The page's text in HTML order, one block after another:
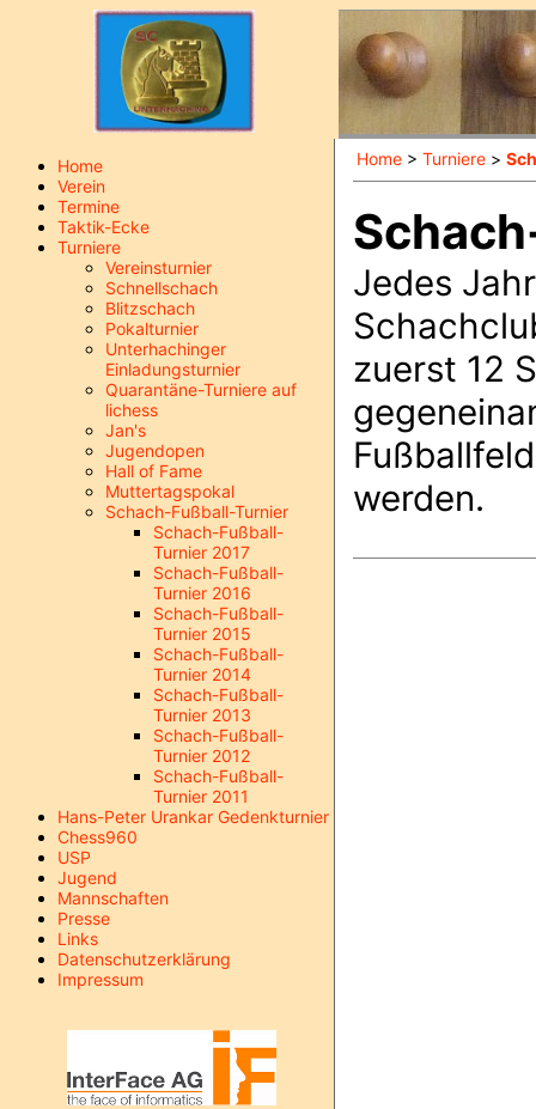
Home
Verein
Termine
Taktik-Ecke
Turniere
Vereinsturnier
Schnellschach
Blitzschach
Pokalturnier
Unterhachinger
Einladungsturnier
Quarantäne-Turniere auf
lichess
Jan's
Jugendopen
Hall of Fame
Muttertagspokal
Schach-Fußball-Turnier
Schach-Fußball-
Turnier 2017
Schach-Fußball-
Turnier 2016
Schach-Fußball-
Turnier 2015
Schach-Fußball-
Turnier 2014
Schach-Fußball-
Turnier 2013
Schach-Fußball-
Turnier 2012
Schach-Fußball-
Turnier 2011
Hans-Peter Urankar Gedenkturnier
Chess960
USP
Jugend
Mannschaften
Presse
Links
Datenschutzerklärung
Impressum
Home > Turniere >
Jedes
zuerst 12
werden.